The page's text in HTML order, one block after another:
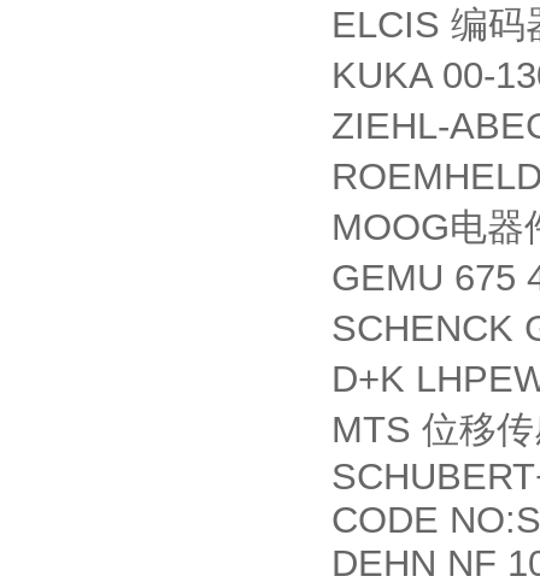
ELCIS 编码
KUKA 00-
ZIEHL-
MOOG电器
GEMU 675
SCHENCK
D+K
MTS 位移
CODE
DEHN NF